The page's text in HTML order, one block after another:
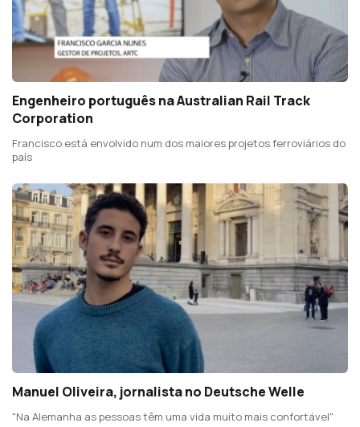
Engenheiro português na Australian Rail Track
Corporation
Francisco está envolvido num dos maiores projetos ferroviários do
país
Manuel Oliveira, jornalista no Deutsche Welle
"Na Alemanha as pessoas têm uma vida muito mais confortável"